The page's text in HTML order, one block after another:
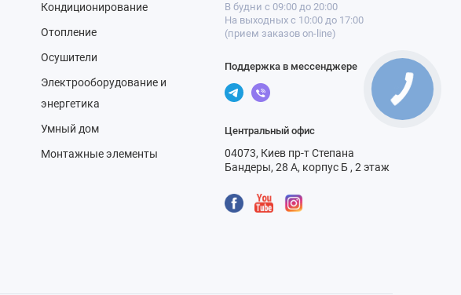
Кондиционирование
Отопление
Осушители
Электрооборудование и
энергетика
Умный дом
Монтажные элементы
В будни с 09:00 до 20:00
На выходных с 10:00 до 17:00
(прием заказов on-line)
Поддержка в мессенджере
Центральный офис
04073, Киев пр-т Степана
Бандеры, 28 А, корпус Б , 2 этаж